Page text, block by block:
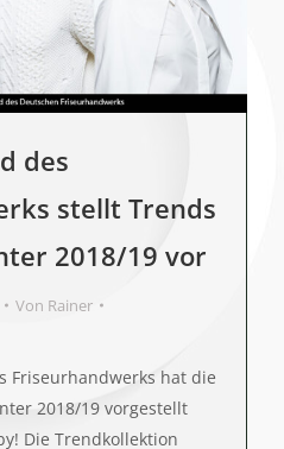
des
stellt Trends
2018/19 vor
Von Rainer
Friseurhandwerks hat die
2018/19 vorgestellt
Die Trendkollektion